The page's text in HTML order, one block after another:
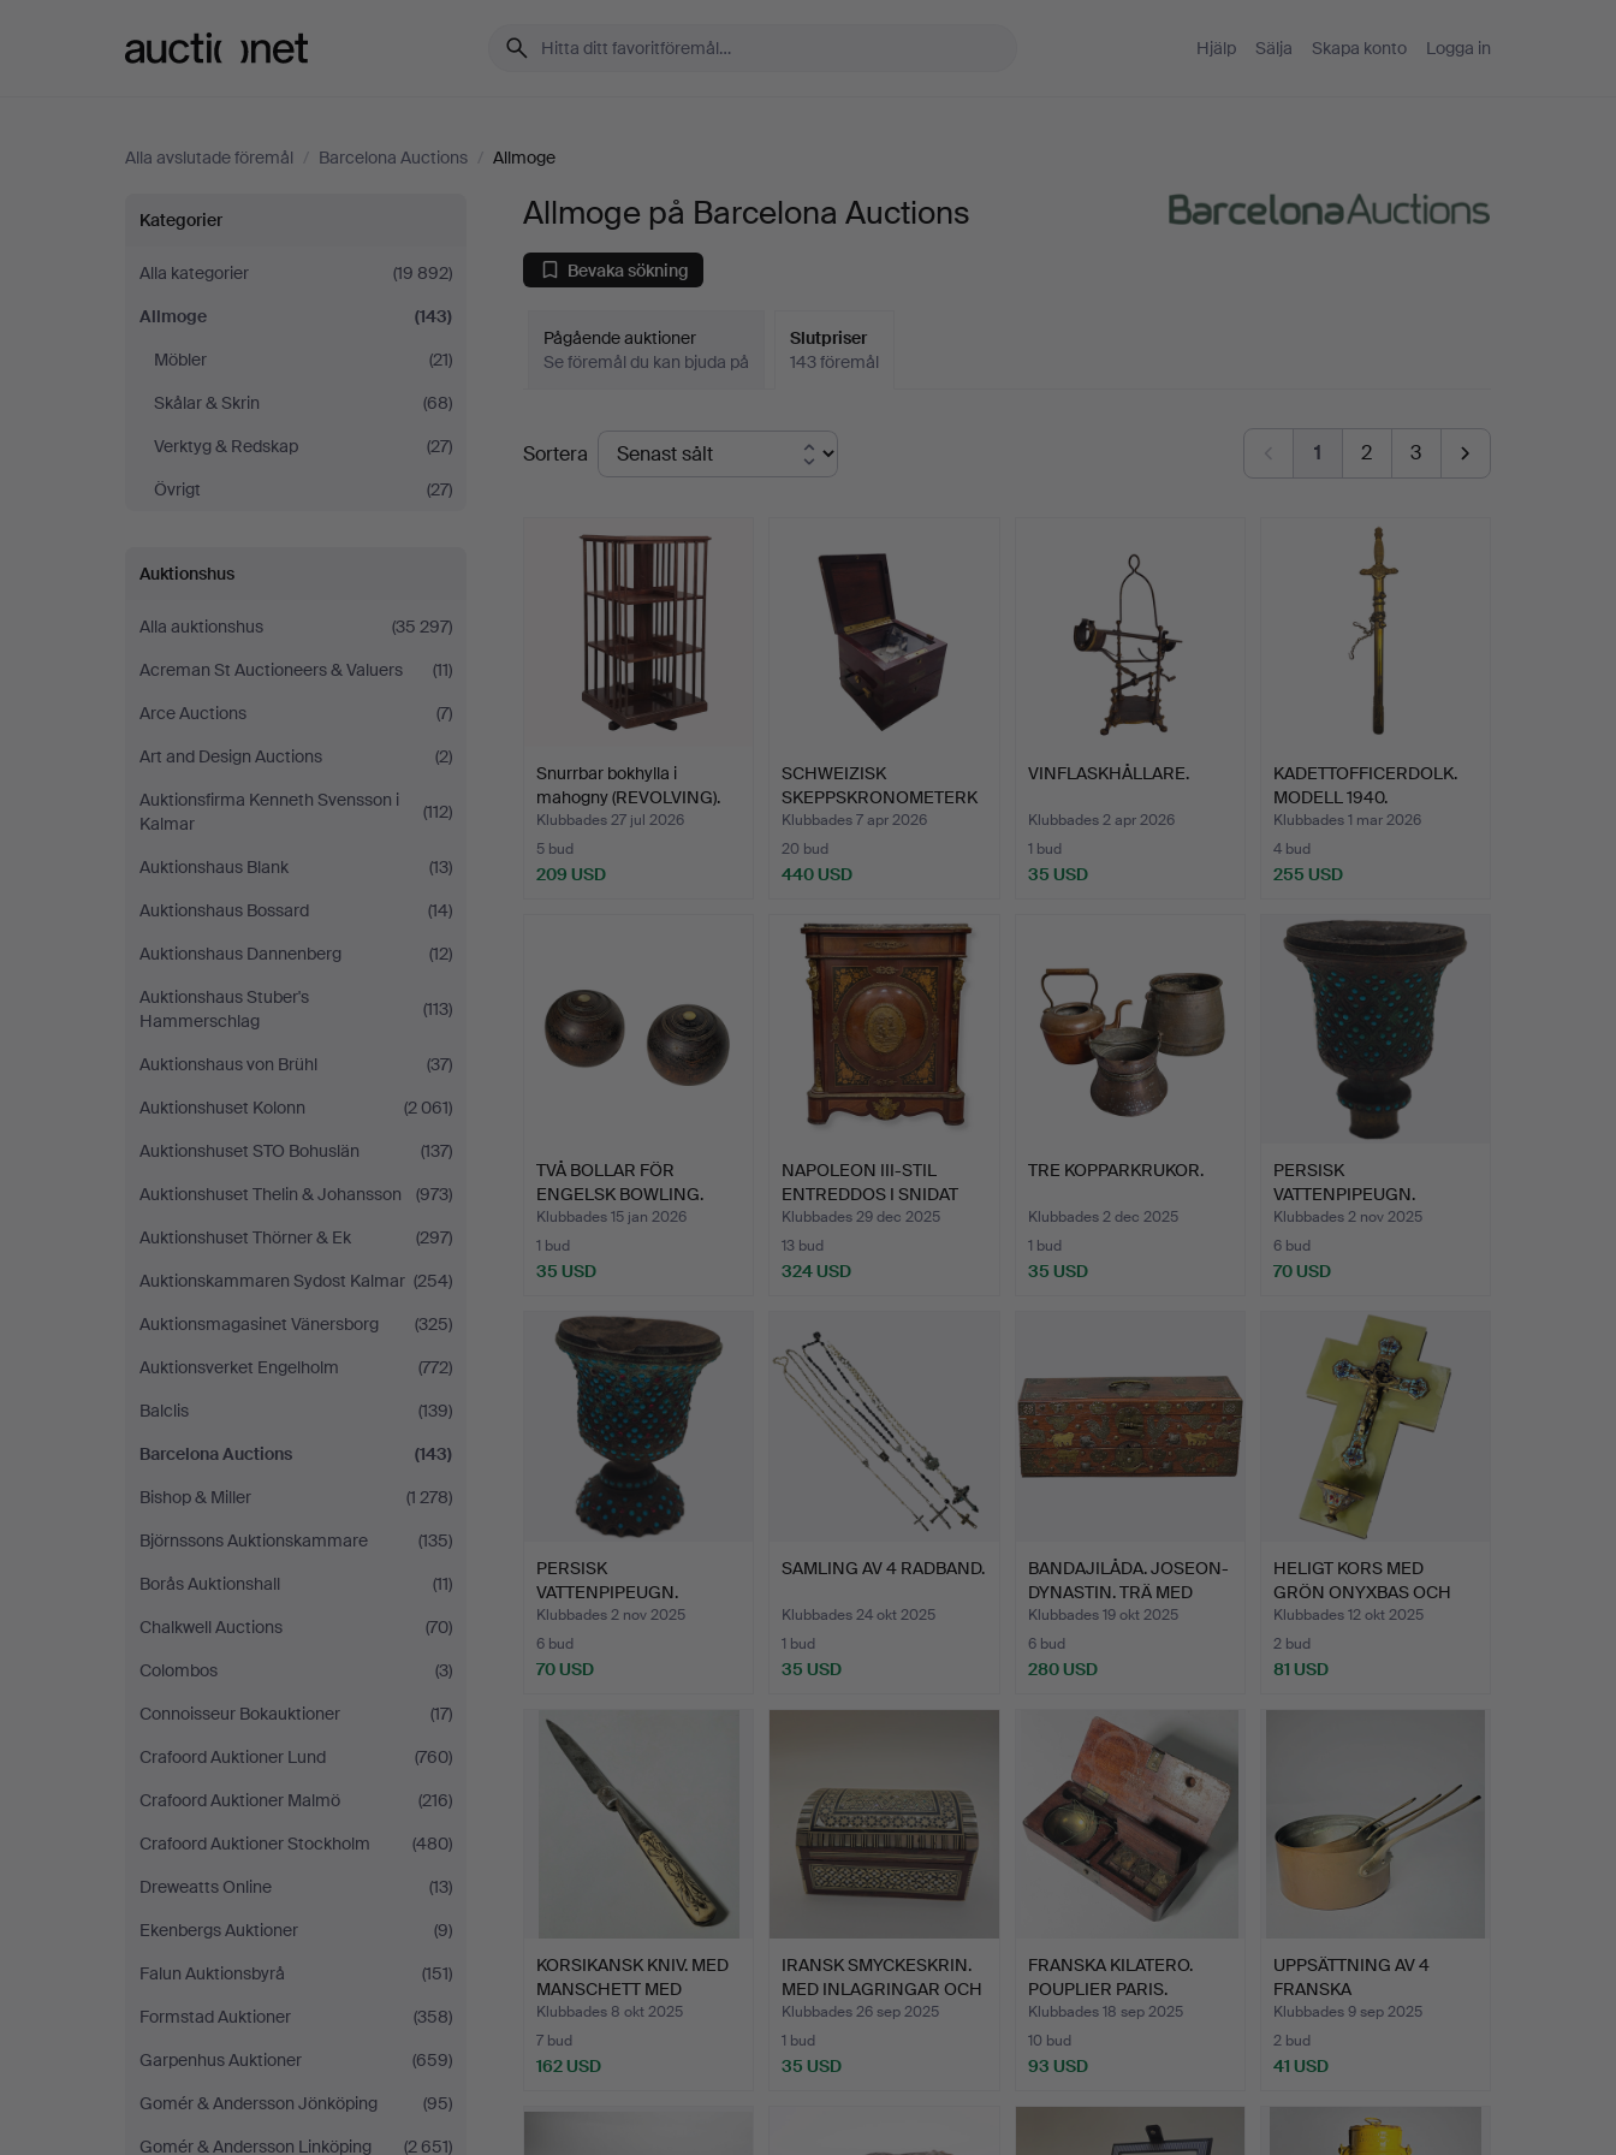
Hjälp Sälja Skapa konto Logga in
Alla avslutade föremål / Barcelona Auctions / Allmoge
Allmoge
på
Barcelona
Auctions
Kategorier
Alla kategorier
(19 892)
Allmoge
(143)
Möbler
(21)
Skålar & Skrin
(68)
Verktyg & Redskap
(27)
Övrigt
(27)
Auktionshus
Alla auktionshus
(35 297)
Acreman St Auctioneers & Valuers
(11)
Arce Auctions
(7)
Art and Design Auctions
(2)
Auktionsfirma Kenneth Svensson i
Kalmar
(112)
Auktionshaus Blank
(13)
Auktionshaus Bossard
(14)
Auktionshaus Dannenberg
(12)
Auktionshaus Stuber's
Hammerschlag
(113)
Auktionshaus von Brühl
(37)
Auktionshuset Kolonn
(2 061)
Auktionshuset STO Bohuslän
(137)
Auktionshuset Thelin & Johansson
(973)
Auktionshuset Thörner & Ek
(297)
Auktionskammaren Sydost Kalmar (254)
Auktionsmagasinet Vänersborg
(325)
Auktionsverket Engelholm
(772)
Balclis
(139)
Barcelona Auctions
(143)
Bishop & Miller
(1 278)
Björnssons Auktionskammare
(135)
Borås Auktionshall
(11)
Chalkwell Auctions
(70)
Colombos
(3)
Connoisseur Bokauktioner
(17)
Crafoord Auktioner Lund
(760)
Crafoord Auktioner Malmö
(216)
Crafoord Auktioner Stockholm
(480)
Dreweatts Online
(13)
Ekenbergs Auktioner
(9)
Falun Auktionsbyrå
(151)
Formstad Auktioner
(358)
Garpenhus Auktioner
(659)
Gomér & Andersson Jönköping
(95)
Gomér & Andersson Linköping
(2 651)
Allmoge på Barcelona Auctions
Bevaka sökning
Pågående auktioner
Se föremål du kan bjuda på
Slutpriser
143 föremål
Slutpriser
Sortera 1 2 3
Snurrbar bokhylla i
mahogny (REVOLVING).
Klubbades 27 jul 2026
5 bud
209 USD
SCHWEIZISK
SKEPPSKRONOMETERK
LOCKA I KVARTS…
Klubbades 7 apr 2026
20 bud
440 USD
VINFLASKHÅLLARE.
Klubbades 2 apr 2026
1 bud
35 USD
KADETTOFFICERDOLK.
MODELL 1940.
TILLVERKAD…
Klubbades 1 mar 2026
4 bud
255 USD
TVÅ BOLLAR FÖR
ENGELSK BOWLING.
Klubbades 15 jan 2026
1 bud
35 USD
NAPOLEON III-STIL
ENTREDDOS I SNIDAT
TRÄ M…
Klubbades 29 dec 2025
13 bud
324 USD
TRE KOPPARKRUKOR.
Klubbades 2 dec 2025
1 bud
35 USD
PERSISK
VATTENPIPEUGN.
MÄSSING MED IMPLIKA…
Klubbades 2 nov 2025
6 bud
70 USD
PERSISK
VATTENPIPEUGN.
MÄSSING MED IMPLIKA…
Klubbades 2 nov 2025
6 bud
70 USD
SAMLING AV 4 RADBAND.
Klubbades 24 okt 2025
1 bud
35 USD
BANDAJILÅDA. JOSEON-
DYNASTIN. TRÄ MED
JÄRN…
Klubbades 19 okt 2025
6 bud
280 USD
HELIGT KORS MED
GRÖN ONYXBAS OCH
METALLKOR…
Klubbades 12 okt 2025
2 bud
81 USD
KORSIKANSK KNIV. MED
MANSCHETT MED
DEKORAT…
Klubbades 8 okt 2025
7 bud
162 USD
IRANSK SMYCKESKRIN.
MED INLAGRINGAR OCH
PÄ…
Klubbades 26 sep 2025
1 bud
35 USD
FRANSKA KILATERO.
POUPLIER PARIS.
MAHOGNYL…
Klubbades 18 sep 2025
10 bud
93 USD
UPPSÄTTNING AV 4
FRANSKA
KOPPARKASTRULLER.
Klubbades 9 sep 2025
2 bud
41 USD